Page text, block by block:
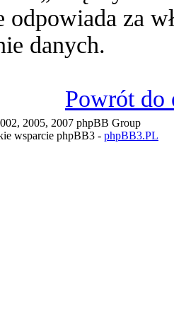
za
danych.
Powrót do
2005, 2007 phpBB Group
wsparcie phpBB3 - phpBB3.PL